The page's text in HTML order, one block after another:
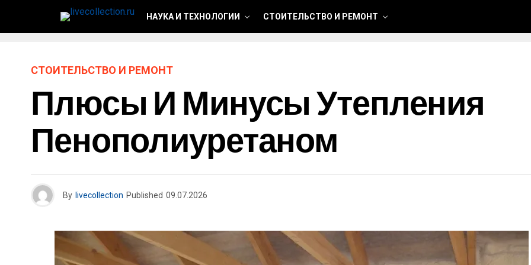
НАУКА И ТЕХНОЛОГИИ СТОИТЕЛЬСТВО И РЕМОНТ
СТОИТЕЛЬСТВО И РЕМОНТ
Плюсы И Минусы Утепления
Пенополиуретаном
By livecollection Published 09.07.2026